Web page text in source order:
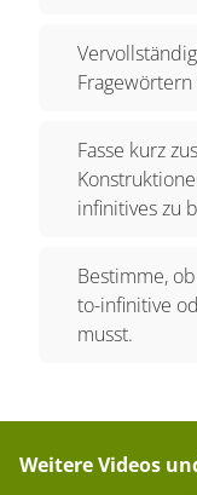
Fasse kurz
infinitives zu
Bestimme,
to-infinitive
musst.
Weitere Videos